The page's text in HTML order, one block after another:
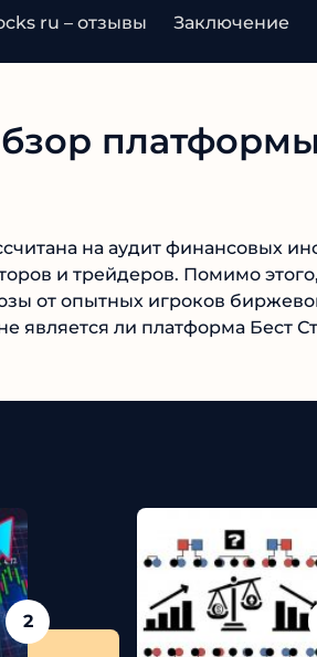
ru – отзывы Заключение
на аудит финансовых
и трейдеров. Помимо
от опытных игроков
является ли платформа Бест
2